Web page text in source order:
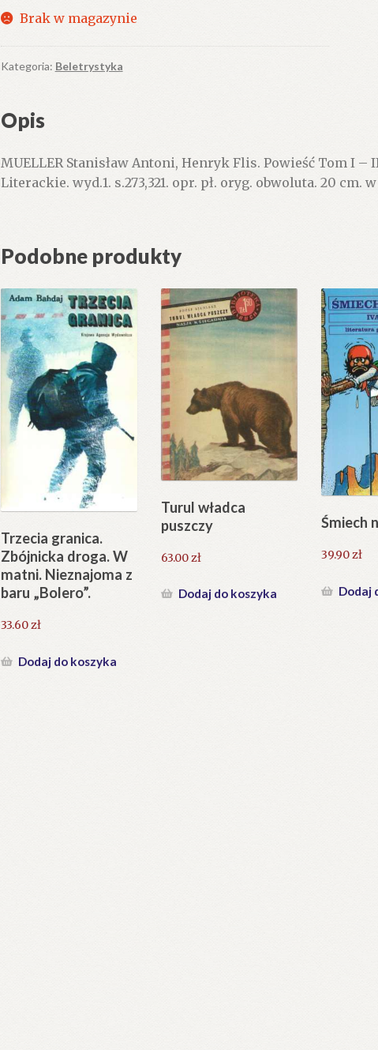
Brak w magazynie
Kategoria: Beletrystyka
Opis
MUELLER Stanisław Antoni, Henryk Flis. Powieść Tom I –
Literackie. wyd.1. s.273,321. opr. pł. oryg. obwoluta. 20 cm.
Podobne produkty
Trzecia granica.
Zbójnicka droga. W
matni. Nieznajoma z
baru „Bolero”.
33.60zł
Dodaj do koszyka
Turul władca
puszczy
63.00zł
Dodaj do koszyka
Śmiech
39.90zł
Dodaj